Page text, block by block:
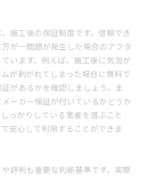
施工後の保証制度です。信頼でき
が一問題が発生した場合のアフタ
います。例えば、施工後に気泡が
が剥がれてしまった場合に無料で
があるかを確認しましょう。ま
ーカー保証が付いているかどうか
っかりしている業者を選ぶこと
安心して利用することができま
評判も重要な判断基準です。実際